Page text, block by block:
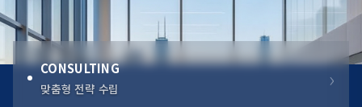
CONSULTING
맞춤형 전략 수립